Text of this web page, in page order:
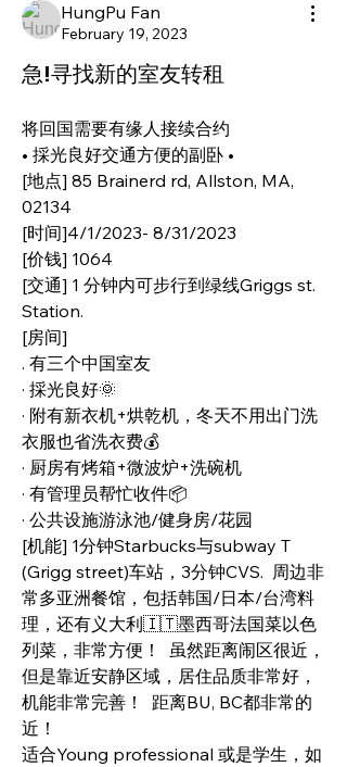
HungPu Fan
February 19, 2023
急!寻找新的室友转租
将回国需要有缘人接续合约
• 採光良好交通方便的副卧 •
[地点] 85 Brainerd rd, Allston, MA,
02134
[时间]4/1/2023- 8/31/2023
[价钱] 1064
[交通] 1 分钟内可步行到绿线Griggs st.
Station.
[房间]
. 有三个中国室友
· 採光良好🌞
· 附有新衣机+烘乾机，冬天不用出门洗
衣服也省洗衣费💰
· 厨房有烤箱+微波炉+洗碗机
· 有管理员帮忙收件📦
· 公共设施游泳池/健身房/花园
[机能] 1分钟Starbucks与subway T
(Grigg street)车站，3分钟CVS.  周边非
常多亚洲餐馆，包括韩国/日本/台湾料
理，还有义大利🇮🇹墨西哥法国菜以色
列菜，非常方便！  虽然距离闹区很近，
但是靠近安静区域，居住品质非常好，
机能非常完善！  距离BU, BC都非常的
近！
适合Young professional 或是学生，如